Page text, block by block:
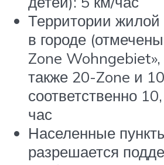
Территории жилой
в городе
Zone
также 20-Zone и
соответственно
час
Населенные
разрешается